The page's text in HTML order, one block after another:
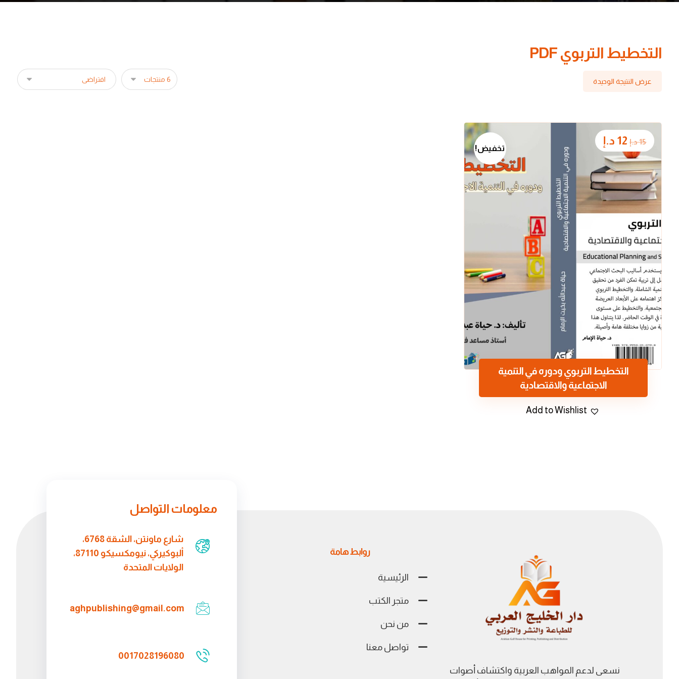
التخطيط التربوي PDF
عرض النتيجة الوحيدة
التخطيط التربوي ودوره في التنمية
الاجتماعية والاقتصادية
15د.إ 12 د.إ
تخفيض!
Add to Wishlist
نسعى لدعم المواهب العربية واكتشاف أصوات
روابط هامة
الرئيسية
متجر الكتب
من نحن
تواصل معنا
معلومات التواصل
شارع ماونتن، الشقة 6768،
ألبوكيركي، نيومكسيكو 87110،
الولايات المتحدة
aghpublishing@gmail.com
0017028196080